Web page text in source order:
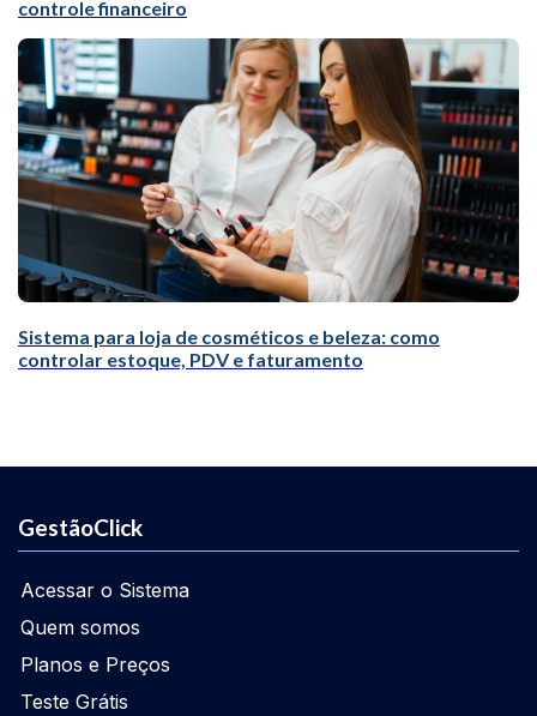
controle financeiro
Sistema para loja de cosméticos e beleza: como
controlar estoque, PDV e faturamento
GestãoClick
Acessar o Sistema
Quem somos
Planos e Preços
Teste Grátis